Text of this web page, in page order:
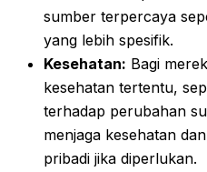
sumber terpercaya
yang lebih spesifik.
Kesehatan: Bagi
kesehatan tertentu,
terhadap perubahan
menjaga kesehatan
pribadi jika diperlukan.